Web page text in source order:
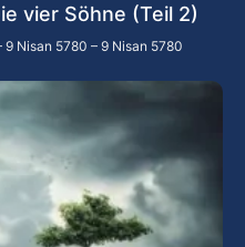
vier Söhne (Teil 2)
9 Nisan 5780 – 9 Nisan 5780